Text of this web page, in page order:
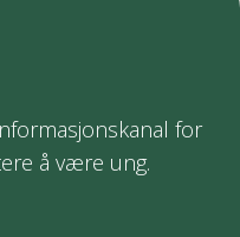
for
å være ung.